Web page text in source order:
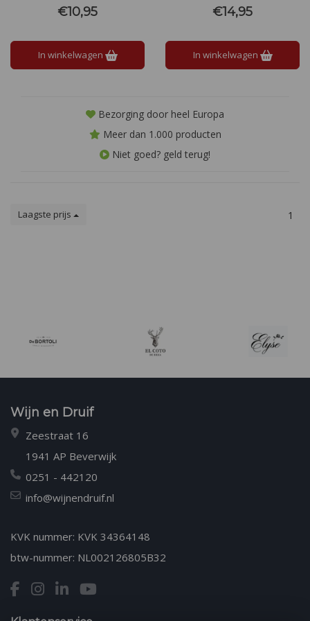
of bij gegrilde garnalen en
frisse salades. Laat je
€10,95
In winkelwagen
met levendige fruitige tonen,
perfect voor elke gelegenheid.
€14,95
In winkelwagen
Bezorging door heel Europa
Meer dan 1.000 producten
Niet goed? geld terug!
Laagste prijs 1
Wijn en Druif
Zeestraat 16
1941 AP Beverwijk
0251 - 442120
info@wijnendruif.nl
KVK nummer: KVK 34364148
btw-nummer: NL002126805B32